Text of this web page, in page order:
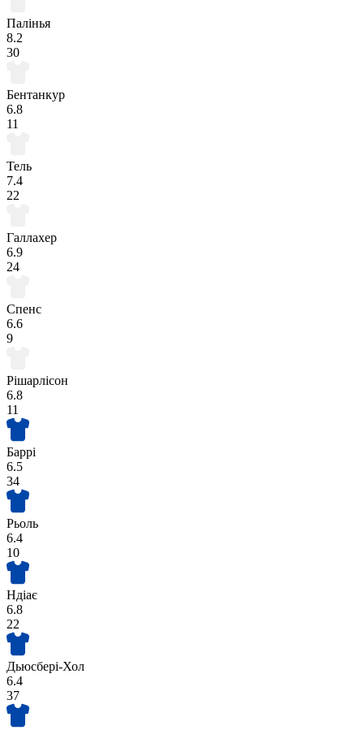
Палінья
8.2
30
Бентанкур
6.8
11
Тель
7.4
22
Галлахер
6.9
24
Спенс
6.6
9
Рішарлісон
6.8
11
Баррі
6.5
34
Рьоль
6.4
10
Ндіає
6.8
22
Дьюсбері-Хол
6.4
37